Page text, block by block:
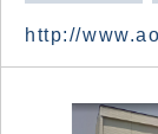
http://